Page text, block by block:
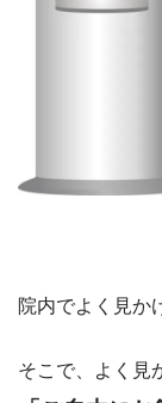
院内でよく見か
そこで、よく見